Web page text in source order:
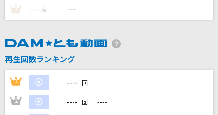
Kanaria
THE BLUE HEARTS
[生音]嘘
シド
ハナミズキ
3 ---- 点 ----
再生回数ランキング
1 ---- 回 ----
2 ---- 回 ----